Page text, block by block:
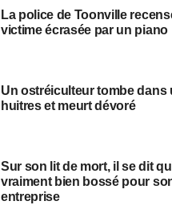
La police de Toonville
victime écrasée par un piano
Un ostréiculteur tombe dans
huitres et meurt dévoré
Sur son lit de mort, il se dit
vraiment bien bossé pour
entreprise